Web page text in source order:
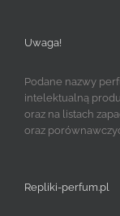
Uwaga!
Podane nazwy
intelektualną
oraz na listach
oraz
Repliki-perfum.pl